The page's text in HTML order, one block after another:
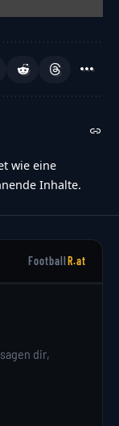
wie eine
Inhalte.
FootballR.at
dir,